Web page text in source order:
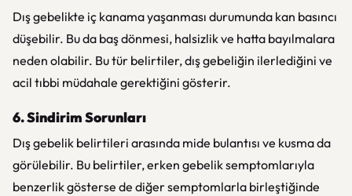
Dış gebelikte iç kanama yaşanması durumunda kan basıncı
düşebilir. Bu da baş dönmesi, halsizlik ve hatta bayılmalara
neden olabilir. Bu tür belirtiler, dış gebeliğin ilerlediğini ve
acil tıbbi müdahale gerektiğini gösterir.
6. Sindirim Sorunları
Dış gebelik belirtileri arasında mide bulantısı ve kusma da
görülebilir. Bu belirtiler, erken gebelik semptomlarıyla
benzerlik gösterse de diğer semptomlarla birleştiğinde